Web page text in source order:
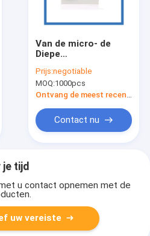
Van de micro- de
Diepe
Motorhuisvesting
Aangepast
Stempelen
Prijs:negotiable
MOQ:1000pcs
Ontvang de meest recente Prijs
Contact nu
je tijd
u contact opnemen met de
uw vereiste